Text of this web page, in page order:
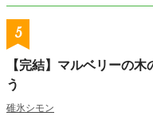
実績を残して
「あ～・・・
の騎士ですぅ
5
【完結】マルベリーの
う
碓氷シモン